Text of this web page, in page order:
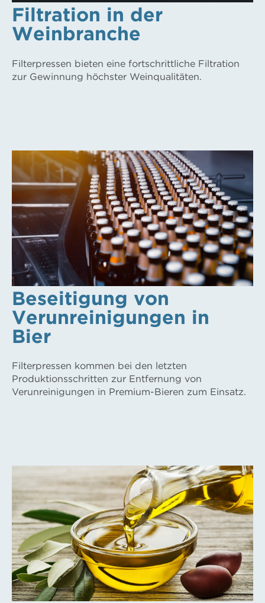
Filtration in der
Weinbranche
Filterpressen bieten eine fortschrittliche Filtration
zur Gewinnung höchster Weinqualitäten.
Beseitigung von
Verunreinigungen in
Bier
Filterpressen kommen bei den letzten
Produktionsschritten zur Entfernung von
Verunreinigungen in Premium-Bieren zum Einsatz.